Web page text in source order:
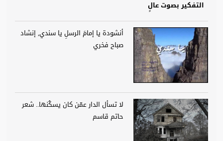
التفكير بصوت عالٍ
أنشودة يا إمامَ الرسلِ يا سندي, إنشاد
صباح فخري
لا تسأل الدار عمّن كان يسكُنها.. شعر
حاتم قاسم